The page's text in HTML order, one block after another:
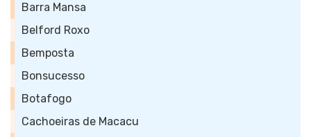
Barra Mansa
Belford Roxo
Bemposta
Bonsucesso
Botafogo
Cachoeiras de Macacu